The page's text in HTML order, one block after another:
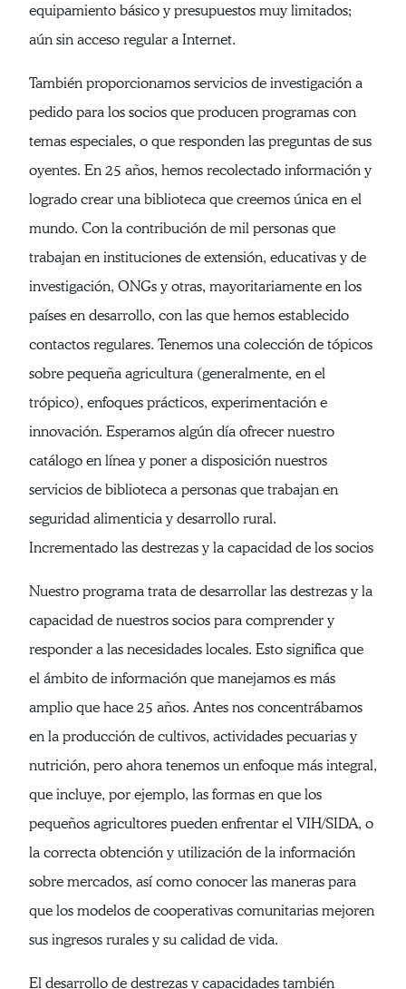
equipamiento básico y presupuestos muy limitados;
aún sin acceso regular a Internet.
También proporcionamos servicios de investigación a
pedido para los socios que producen programas con
temas especiales, o que responden las preguntas de sus
oyentes. En 25 años, hemos recolectado información y
logrado crear una biblioteca que creemos única en el
mundo. Con la contribución de mil personas que
trabajan en instituciones de extensión, educativas y de
investigación, ONGs y otras, mayoritariamente en los
países en desarrollo, con las que hemos establecido
contactos regulares. Tenemos una colección de tópicos
sobre pequeña agricultura (generalmente, en el
trópico), enfoques prácticos, experimentación e
innovación. Esperamos algún día ofrecer nuestro
catálogo en línea y poner a disposición nuestros
servicios de biblioteca a personas que trabajan en
seguridad alimenticia y desarrollo rural.
Incrementado las destrezas y la capacidad de los socios
Nuestro programa trata de desarrollar las destrezas y la
capacidad de nuestros socios para comprender y
responder a las necesidades locales. Esto significa que
el ámbito de información que manejamos es más
amplio que hace 25 años. Antes nos concentrábamos
en la producción de cultivos, actividades pecuarias y
nutrición, pero ahora tenemos un enfoque más integral,
que incluye, por ejemplo, las formas en que los
pequeños agricultores pueden enfrentar el VIH/SIDA, o
la correcta obtención y utilización de la información
sobre mercados, así como conocer las maneras para
que los modelos de cooperativas comunitarias mejoren
sus ingresos rurales y su calidad de vida.
El desarrollo de destrezas y capacidades también